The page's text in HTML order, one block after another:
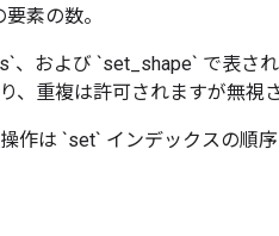
素の数。
および `set_shape` で表さ
重複は許可されますが無視さ
作は `set` インデックスの順序